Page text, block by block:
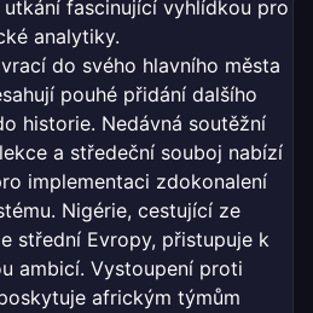
fascinující vyhlídkou pro
analytiky.
do svého hlavního města
pouhé přidání dalšího
historie. Nedávná soutěžní
a středeční souboj nabízí
implementaci zdokonalení
Nigérie, cestující ze
střední Evropy, přistupuje k
ambicí. Vystoupení proti
africkým týmům